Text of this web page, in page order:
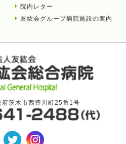
院内レター
友紘会グループ病院施設の案内
茨木市西豊川町25番1号